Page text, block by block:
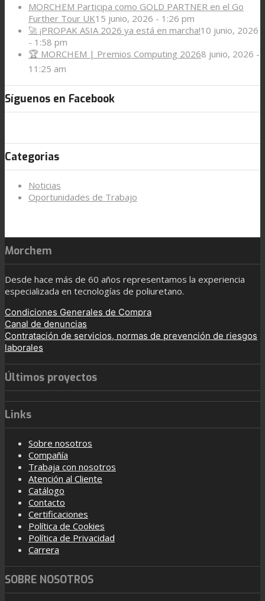
MORCHEM Participa como GOLD PARTNER en el Go
Further Tour UK15 junio, 2026 - 1:26 pm
🚀 ¡PROPAK ASIA 2026 ya está en marcha!10 junio, 2026
- 1:58 pm
🏆 MORCHEM | Premios Computing 20268 junio, 2026 -
11:25 am
Síguenos en Facebook
Categorias
Noticias
Oportunidades de Trabajo
Morchem
Desde hace más de 60 años representamos la experiencia
especializada en tecnologías de poliuretano.
Condiciones Generales de Compra
Canal de denuncias
Contratación de servicios, normas de prevención de riesgos
laborales
Últimos proyectos
Links
Sobre nosotros
Compañía
Trabaja con nosotros
Atención al Cliente
Catálogo
Contacto
Certificaciones
Política de Cookies
Política de Privacidad
Carrera
SOBRE NOSOTROS